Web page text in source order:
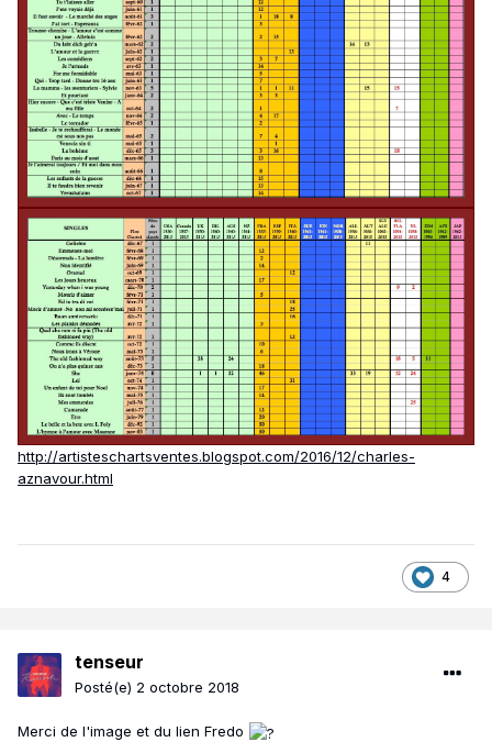
http://artisteschartsventes.blogspot.com/2016/12/charles-
aznavour.html
4
tenseur
Posté(e) 2 octobre 2018
Merci de l'image et du lien Fredo